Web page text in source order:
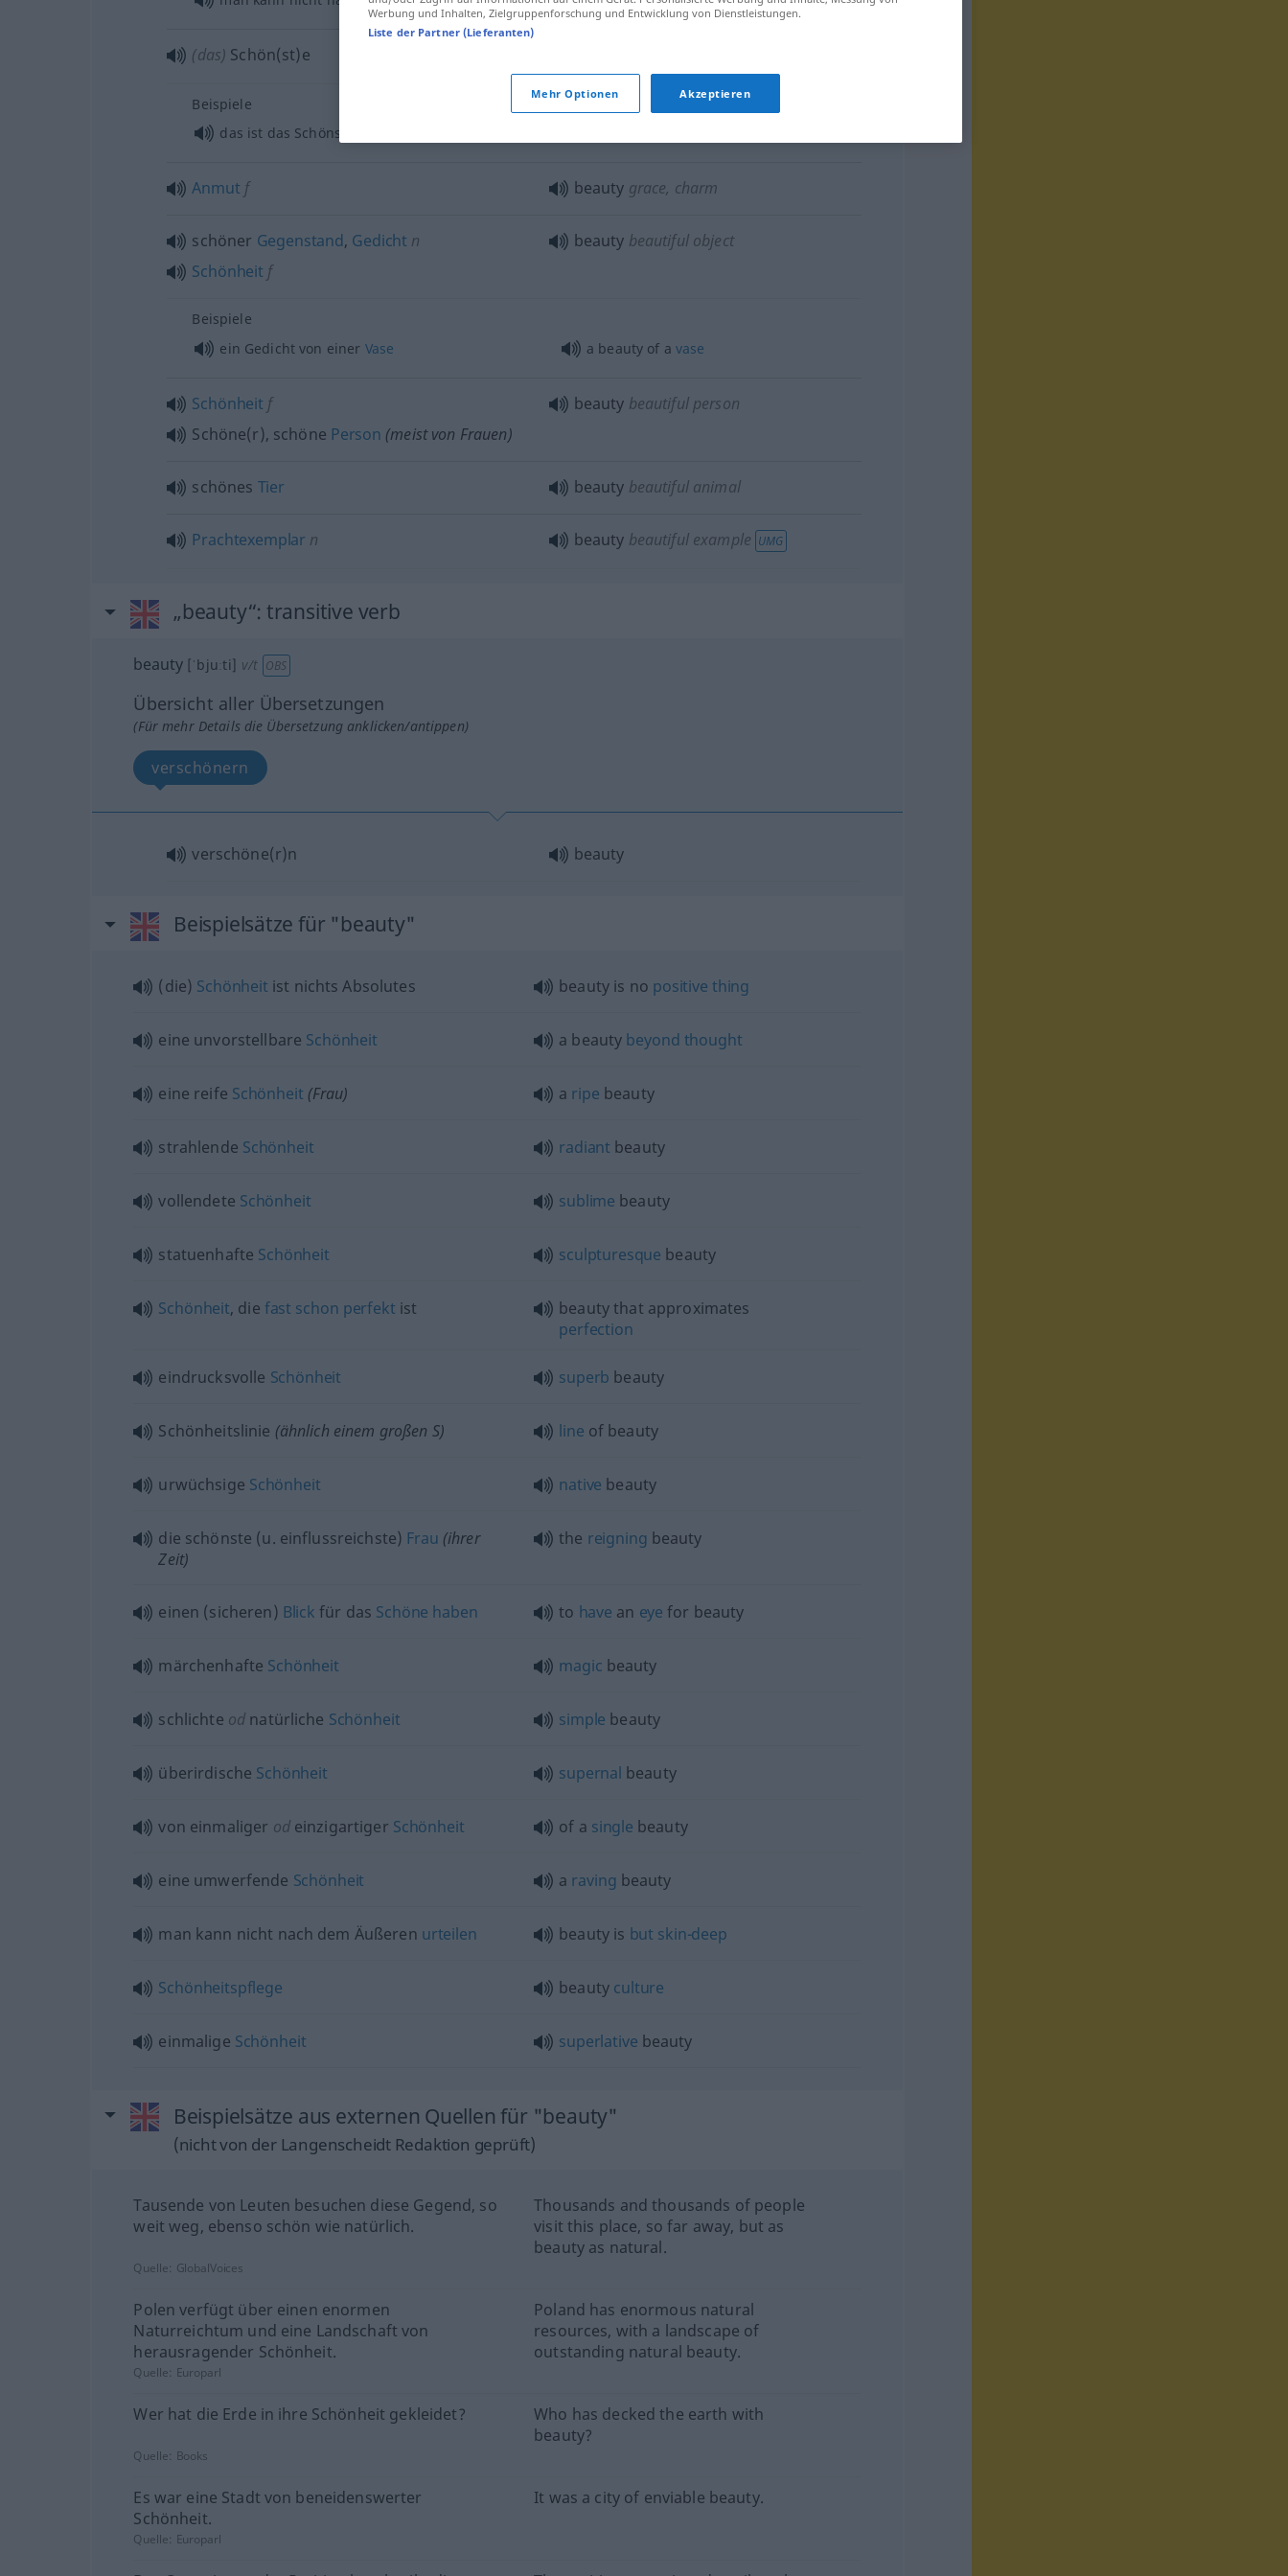
(das) Schön(st)e
Beispiele
das ist das Schönste an der ganzen
Anmut f beauty grace, charm
schöner Gegenstand, Gedicht n
Schönheit f
beauty beautiful object
Beispiele
ein Gedicht von einer Vase a beauty of a vase
Schönheit f
Schöne(r), schöne Person (meistvon Frauen)
beauty beautiful person
schönes Tier beauty beautiful animal
Prachtexemplar n beauty beautiful example UMG
„beauty“: transitive verb
beauty [ˈbjuːti] v/t OBS
Übersicht aller Übersetzungen
(Für mehr Details die Übersetzung anklicken/antippen)
verschönern
verschöne(r)n beauty
Beispielsätze für "beauty"
(die) Schönheit ist nichts Absolutes beauty is no positive thing
eine unvorstellbare Schönheit a beauty beyond thought
eine reife Schönheit (Frau) a ripe beauty
strahlende Schönheit radiant beauty
vollendete Schönheit sublime beauty
statuenhafte Schönheit sculpturesque beauty
Schönheit, die fast schon perfekt ist
beauty that approximates
perfection
eindrucksvolle Schönheit superb beauty
Schönheitslinie (ähnlich einem großen S) line of beauty
urwüchsige Schönheit native beauty
die schönste (u. einflussreichste) Frau (ihrer
Zeit)
the reigning beauty
einen (sicheren) Blick für das Schöne haben to have an eye for beauty
märchenhafte Schönheit magic beauty
schlichte od natürliche Schönheit simple beauty
überirdische Schönheit supernal beauty
von einmaliger odeinzigartiger Schönheit of a single beauty
eine umwerfende Schönheit a raving beauty
man kann nicht nach dem Äußeren urteilen beauty is but skin-deep
Schönheitspflege beauty culture
einmalige Schönheit superlative beauty
Beispielsätze aus externen Quellen für "beauty"
(nicht von der Langenscheidt Redaktion geprüft)
Tausende von Leuten besuchen diese Gegend, so
weit weg, ebenso schön wie natürlich.
Thousands and thousands of people
visit this place, so far away, but as
beauty as natural.
Quelle: GlobalVoices
Polen verfügt über einen enormen
Naturreichtum und eine Landschaft von
herausragender Schönheit.
Poland has enormous natural
resources, with a landscape of
outstanding natural beauty.
Quelle: Europarl
Wer hat die Erde in ihre Schönheit gekleidet?
Who has decked the earth with
beauty?
Quelle: Books
Es war eine Stadt von beneidenswerter
Schönheit.
It was a city of enviable beauty.
Quelle: Europarl
Werbung und Inhalten, Zielgruppenforschung und Entwicklung von Dienstleistungen.
Liste der Partner (Lieferanten)
Mehr Optionen Akzeptieren